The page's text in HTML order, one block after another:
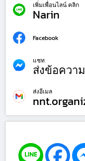
เพิ่มเพื่อนไลน์ คลิก
Narin
Facebook
แชท
ส่งข้อความ
ส่งอีเมล